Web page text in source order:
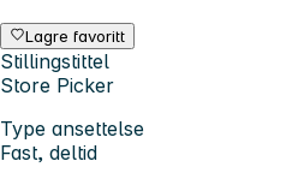
Lagre favoritt
Stillingstittel
Store Picker
Type ansettelse
Fast, deltid